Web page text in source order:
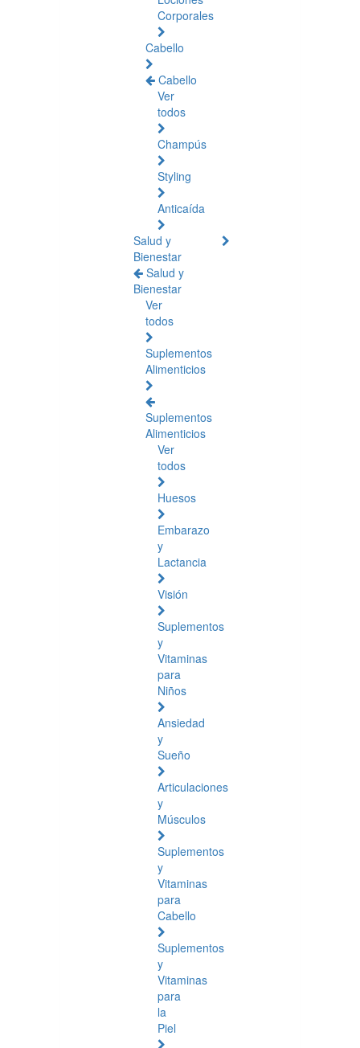
Corporales
Cabello
Cabello
Ver
todos
Champús
Styling
Anticaída
Salud y
Bienestar
Salud y
Bienestar
Ver
todos
Suplementos
Alimenticios
Suplementos
Alimenticios
Ver
todos
Huesos
Embarazo
y
Lactancia
Visión
Suplementos
y
Vitaminas
para
Niños
Ansiedad
y
Sueño
Articulaciones
y
Músculos
Suplementos
y
Vitaminas
para
Cabello
Suplementos
y
Vitaminas
para
la
Piel